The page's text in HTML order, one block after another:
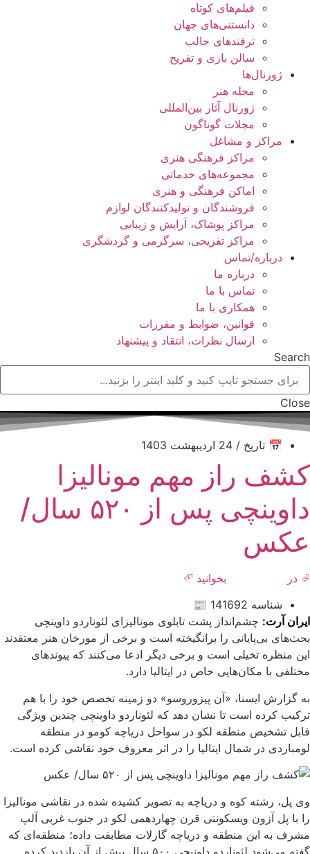
فیلم‌های کوتاه
دانستنی‌های جهان
ترفندهای جالب
سالن بازی و تفریح
ژورنال‌ها
مجله هنر
ژورنال آثار بین‌المللی
مجلات گوناگون
مراکز و مشاغل
مراکز فرهنگی هنری
مجموعه‌های خدماتی
اماکن فرهنگی و هنری
فروشندگان و تولیدکنندگان لوازم
مراکز پوشاک، آرایش و زیبایی
مراکز تفریحی، سرگرمی و گردشگری
درباره/تماس
درباره ما
تماس با ما
همکاری با ما
قوانین، ضوابط و مقررات
ارسال نظرات، انتقاد و پیشنهاد
Search
Close
📅 تاریخ / 24 اردیبهشت 1403
کشف راز مهم مونالیزا
داوینچی پس از ۵۲۰ سال/
عکس
⮰ در
بخوانید ⮶
شناسه 141692 📰
ایران آرت: چشم‌انداز پشت تابلوی مونالیزای لئوناردو داوینچی
بحث‌های بی‌پایانی را برانگیخته است و برخی از مورخان هنر معتقدند
این منظره تخیلی است و برخی دیگر ادعا می‌کنند که پیوندهای
مختلفی با مکان‌هایی خاص در ایتالیا دارد.
به گزارش ایسنا، «آن پیزوروسو» دو زمینه تخصص خود را با هم
ترکیب کرده است تا نشان دهد که لئوناردو داوینچی چندین ویژگی
قابل تشخیص منطقه لکو در سواحل دریاچه کومو در منطقه
لومباردی در شمال ایتالیا را در اثر معروف خود نقاشی کرده است.
وی پل، رشته کوه و دریاچه به تصویر کشیده شده در نقاشی مونالیزا
را با پل آزون ویسکونتی قرن چهاردهمی لکو در جنوب غربی آلپ
مشرف به این منطقه و دریاچه گارلات مطابقت داده؛ منطقه‌ای که
گفته می‌شود لئوناردو داونیچی ۵۰۰ سال پیش از آن بازدید کرده